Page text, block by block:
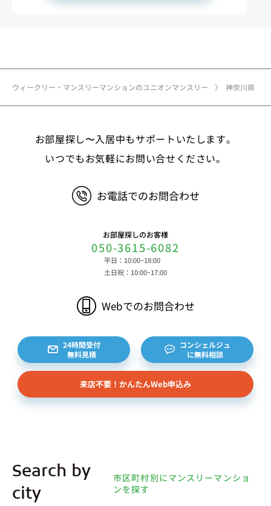
ウィークリー・マンスリーマンションのユニオンマンスリー 神奈川県
メールアドレス、アカウントのIDおよびパスワー
等 ③決済に関する情報 クレジットカードに関す
ービスのご利用に際して取得する情報 端末識別
子、広告識別子、IPアドレス、クッキーデータおよ
閲覧時刻、リファラー情報ならびにクッキーIDや広
対するお問い合わせ・ご連絡等に関する情報等 ま
た、お客様の個人情報は、弊社のデータベースシス
テムに登録されます。登録されるお客様の個人情報
積書等をもとに登録されます。 （2）弊社と賃貸
借契約を締結している不動産所有者様および所有者
約等のお問合せをいただいた個人または企業、イン
ターネット上の不動産オーナーサイト等からの査定
依頼者、 公開情報などから取得した不動産所有者
様（以下総称して「オーナー様」といいます）の個
人情報を取得します。取得する個人情報は、上記
下記（1）～（13）における利用目的のために利用
し、また、利用目的を達成するために必要な範囲で
お部屋探し〜入居中もサポートいたします。
いつでもお気軽にお問い合せください。
お電話でのお問合わせ
お部屋探しのお客様
050-3615-6082
平日：10:00~18:00
土日祝：10:00~17:00
Webでのお問合わせ
24時間受付
無料見積
コンシェルジュ
に無料相談
来店不要！かんたんWeb申込み
Search by
city
市区町村別にマンスリーマンショ
ンを探す